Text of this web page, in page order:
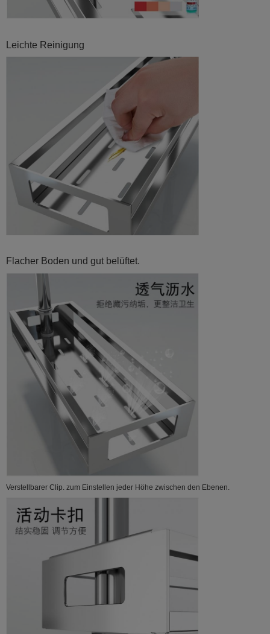
Leichte Reinigung
Flacher Boden und gut belüftet.
Verstellbarer Clip. zum Einstellen jeder Höhe zwischen den Ebenen.